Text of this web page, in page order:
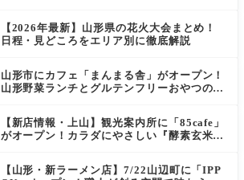
【2026年最新】山形県の花火大会まとめ！
日程・見どころをエリア別に徹底解説
山形市にカフェ「まんまる舎」がオープン！
山形野菜ランチとグルテンフリーおやつの新
【新店情報・上山】観光案内所に「85cafe」
がオープン！カラダにやさしい『酵素玄米お
【山形・新ラーメン店】7/22山辺町に「IPP